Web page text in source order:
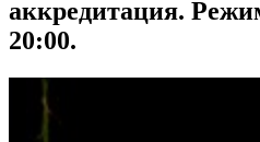
аккредитация.
20:00.